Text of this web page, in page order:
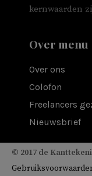
kernwaarden
Over menu
Over ons
Colofon
Freelancers
Nieuwsbrief
© 2017 de